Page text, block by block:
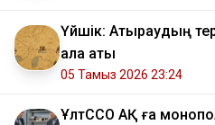
Үйшік: Атыраудың
қала аты
05 Тамыз 2026 23:24
ҰлтССО АҚ ға